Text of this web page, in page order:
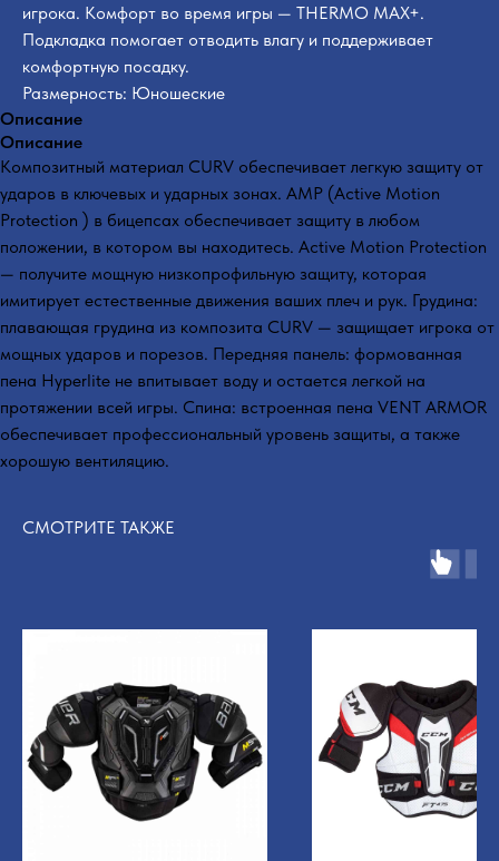
игрока. Комфорт во время игры — THERMO MAX+.
Подкладка помогает отводить влагу и поддерживает
комфортную посадку.
Размерность: Юношеские
Описание
Описание
Композитный материал CURV обеспечивает легкую защиту от
ударов в ключевых и ударных зонах. AMP (Active Motion
Protection ) в бицепсах обеспечивает защиту в любом
положении, в котором вы находитесь. Active Motion Protection
— получите мощную низкопрофильную защиту, которая
имитирует естественные движения ваших плеч и рук. Грудина:
плавающая грудина из композита CURV — защищает игрока от
мощных ударов и порезов. Передняя панель: формованная
пена Hyperlite не впитывает воду и остается легкой на
протяжении всей игры. Спина: встроенная пена VENT ARMOR
обеспечивает профессиональный уровень защиты, а также
хорошую вентиляцию.
СМОТРИТЕ ТАКЖЕ